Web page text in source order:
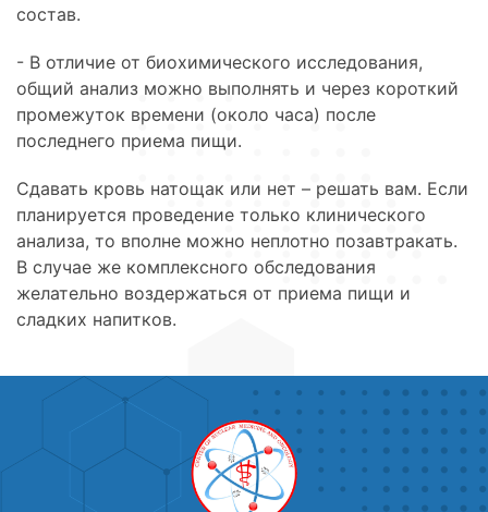
состав.
- В отличие от биохимического исследования,
общий анализ можно выполнять и через короткий
промежуток времени (около часа) после
последнего приема пищи.
Сдавать кровь натощак или нет – решать вам. Если
планируется проведение только клинического
анализа, то вполне можно неплотно позавтракать.
В случае же комплексного обследования
желательно воздержаться от приема пищи и
сладких напитков.